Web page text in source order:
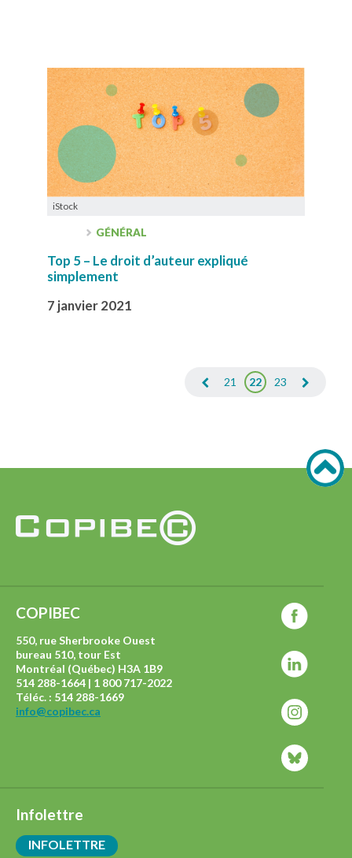
iStock
GÉNÉRAL
Top 5 – Le droit d’auteur expliqué
simplement
7 janvier 2021
21 22 23
COPIBEC
550, rue Sherbrooke Ouest
bureau 510, tour Est
Montréal (Québec) H3A 1B9
514 288-1664 | 1 800 717-2022
Téléc. : 514 288-1669
info@copibec.ca
Infolettre
INFOLETTRE